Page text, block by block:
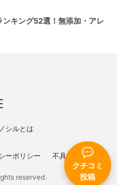
クチコミ
投稿
ンキング52選！無添加・アレ
シルとは
ーポリシー 不具合報告
reserved.